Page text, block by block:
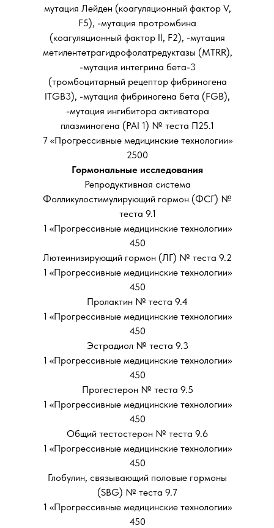
мутация Лейден (коагуляционный фактор V,
F5), -мутация протромбина
(коагуляционный фактор II, F2), -мутация
метилентетрагидрофолатредуктазы (MTRR),
-мутация интегрина бета-3
(тромбоцитарный рецептор фибриногена
ITGB3), -мутация фибриногена бета (FGB),
-мутация ингибитора активатора
плазминогена (PAI 1) № теста П25.1
7 «Прогрессивные медицинские технологии»
2500
Гормональные исследования
Репродуктивная система
Фолликулостимулирующий гормон (ФСГ) №
теста 9.1
1 «Прогрессивные медицинские технологии»
450
Лютеинизирующий гормон (ЛГ) № теста 9.2
1 «Прогрессивные медицинские технологии»
450
Пролактин № теста 9.4
1 «Прогрессивные медицинские технологии»
450
Эстрадиол № теста 9.3
1 «Прогрессивные медицинские технологии»
450
Прогестерон № теста 9.5
1 «Прогрессивные медицинские технологии»
450
Общий тестостерон № теста 9.6
1 «Прогрессивные медицинские технологии»
450
Глобулин, связывающий половые гормоны
(SBG) № теста 9.7
1 «Прогрессивные медицинские технологии»
450